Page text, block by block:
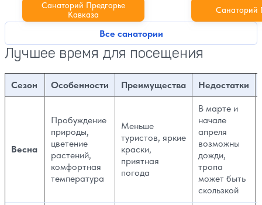
Все санатории
Санаторий Предгорье
Кавказа
Санаторий
Лучшее время для посещения
Сезон Особенности Преимущества Недостатки
Весна
Пробуждение
природы,
цветение
растений,
комфортная
температура
Меньше
туристов, яркие
краски,
приятная
погода
В марте и
начале
апреля
возможны
дожди,
тропа
может быть
скользкой